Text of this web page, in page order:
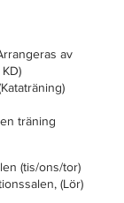
av
träning
(tis/ons/tor)
(Lör)